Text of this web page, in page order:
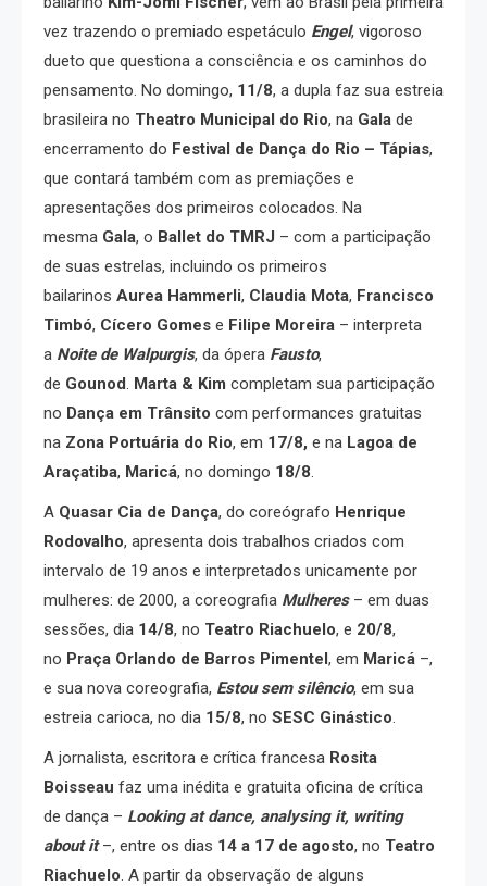
vez trazendo o premiado espetáculo Engel, vigoroso
dueto que questiona a consciência e os caminhos do
pensamento. No domingo, 11/8, a dupla faz sua estreia
brasileira no Theatro Municipal do Rio, na Gala de
encerramento do Festival de Dança do Rio – Tápias,
que contará também com as premiações e
apresentações dos primeiros colocados. Na
mesma Gala, o Ballet do TMRJ – com a participação
de suas estrelas, incluindo os primeiros
bailarinos Aurea Hammerli, Claudia Mota, Francisco
Timbó, Cícero Gomes e Filipe Moreira – interpreta
a Noite de Walpurgis, da ópera Fausto,
de Gounod. Marta & Kim completam sua participação
no Dança em Trânsito com performances gratuitas
na Zona Portuária do Rio, em 17/8, e na Lagoa de
Araçatiba, Maricá, no domingo 18/8.
A Quasar Cia de Dança, do coreógrafo Henrique
Rodovalho, apresenta dois trabalhos criados com
intervalo de 19 anos e interpretados unicamente por
mulheres: de 2000, a coreografia Mulheres – em duas
sessões, dia 14/8, no Teatro Riachuelo, e 20/8,
no Praça Orlando de Barros Pimentel, em Maricá –,
e sua nova coreografia, Estou sem silêncio, em sua
estreia carioca, no dia 15/8, no SESC Ginástico.
A jornalista, escritora e crítica francesa Rosita
Boisseau faz uma inédita e gratuita oficina de crítica
de dança – Looking at dance, analysing it, writing
about it–, entre os dias 14 a 17 de agosto, no Teatro
Riachuelo. A partir da observação de alguns